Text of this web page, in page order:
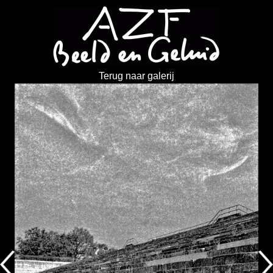
Terug naar galerij